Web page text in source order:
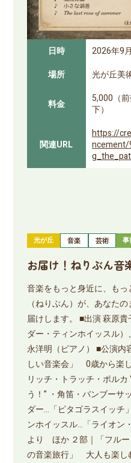
日時
2026年9
場所
光が丘美
料金
5,000（
下）
関連URL
https://
ncement/
光が丘 音楽 芸術 事
お届け！ねりぶん音
音楽をもっと身近に、も
（ねりぶん）が、あなた
届けします。 ■出演 萩原
ダー・ティンホイッスル
永洋明（ピアノ） ■公演内
しい音楽会」 0歳から楽
リッチ・トラッチ・ポル
う！” ・角笛・バンブーサ
ダー…「ピタゴラスイッチ
ンホイッスル…「ライオン
より ほか ２部｜「フル
の音楽旅行」 大人も楽し